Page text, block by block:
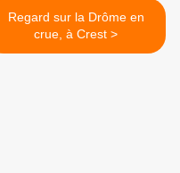
Regard sur la Drôme en
crue, à Crest >